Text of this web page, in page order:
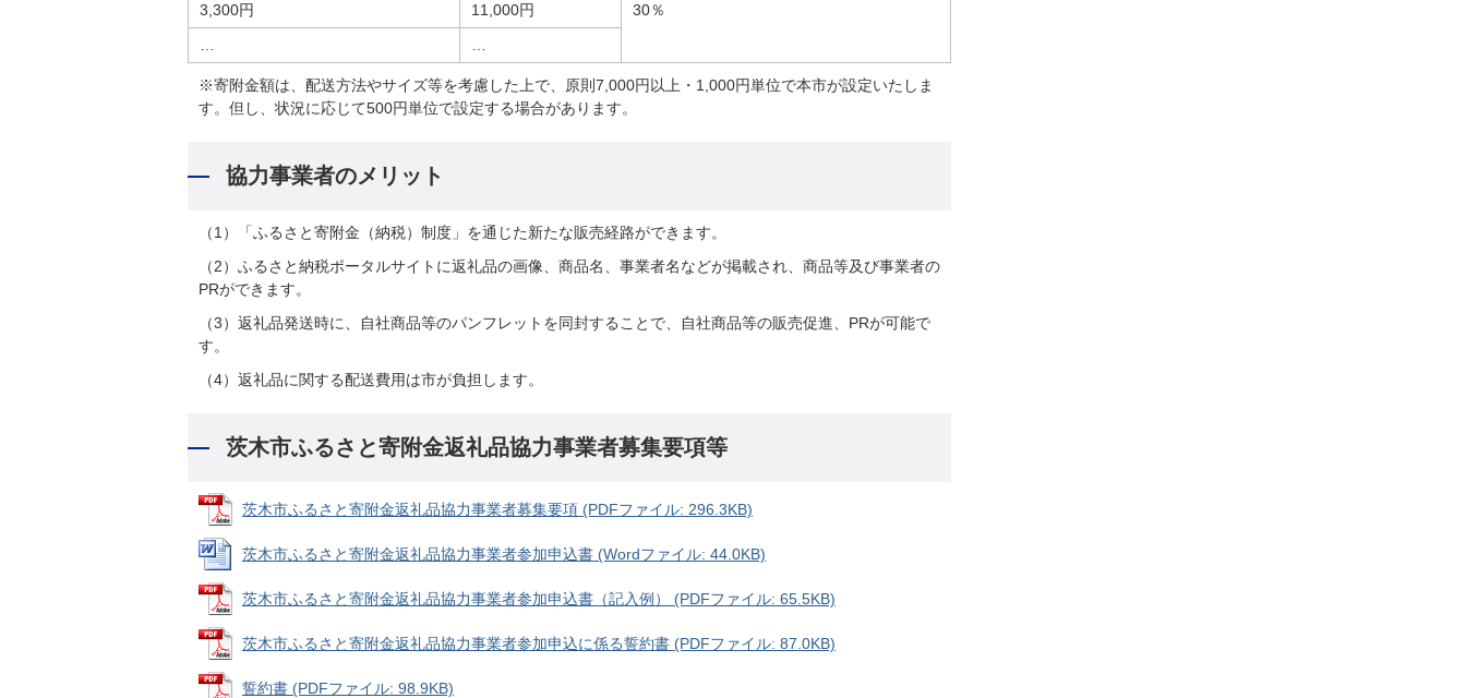
30％
3,300円
11,000円
※寄附金額は、配送方法やサイズ等を考慮した上で、原則7,000円以上・1,000円単位で本市が設定いたしま
す。但し、状況に応じて500円単位で設定する場合があります。
協力事業者のメリット
（1）「ふるさと寄附金（納税）制度」を通じた新たな販売経路ができます。
（2）ふるさと納税ポータルサイトに返礼品の画像、商品名、事業者名などが掲載され、商品等及び事業者の
PRができます。
（3）返礼品発送時に、自社商品等のパンフレットを同封することで、自社商品等の販売促進、PRが可能で
す。
（4）返礼品に関する配送費用は市が負担します。
茨木市ふるさと寄附金返礼品協力事業者募集要項等
茨木市ふるさと寄附金返礼品協力事業者募集要項 (PDFファイル: 296.3KB)
茨木市ふるさと寄附金返礼品協力事業者参加申込書 (Wordファイル: 44.0KB)
茨木市ふるさと寄附金返礼品協力事業者参加申込書（記入例） (PDFファイル: 65.5KB)
茨木市ふるさと寄附金返礼品協力事業者参加申込に係る誓約書 (PDFファイル: 87.0KB)
誓約書 (PDFファイル: 98.9KB)